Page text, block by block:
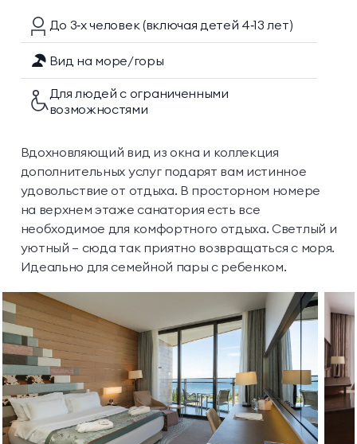
До 3‑хчеловек (включая детей 4‑13 лет)
Вид на море/горы
Для людей с ограниченными
возможностями
Вдохновляющий вид из окна и коллекция
дополнительных услуг подарят вам истинное
удовольствие от отдыха. В просторном номере
на верхнем этаже санатория есть все
необходимое для комфортного отдыха. Светлый и
уютный — сюда так приятно возвращаться с моря.
Идеально для семейной пары с ребенком.